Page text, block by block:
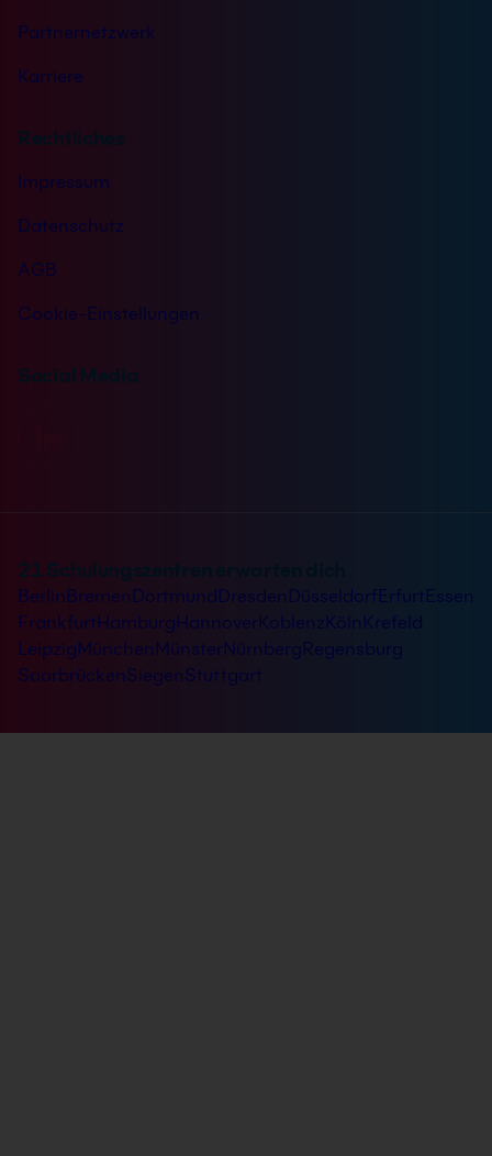
Partnernetzwerk
Karriere
Rechtliches
Impressum
Datenschutz
AGB
Cookie-Einstellungen
Social Media
21 Schulungszentren erwarten dich
Berlin Bremen Dortmund ErfurtEssen
FrankfurtHamburgHannover
Krefeld
LeipzigMünchen Münster
SaarbrückenSiegen Stuttgart